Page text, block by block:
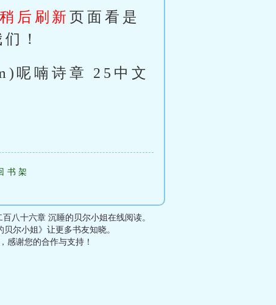
稍后刷新页面看是
！
呢喃诗章 25中文
书架
八十六章 沉睡的贝尔小姐在线阅读。
尔小姐》让更多书友知晓。
感谢您的合作与支持！